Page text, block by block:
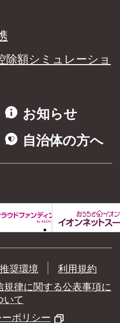
除額シミュレーショ
お知らせ
自治体の方へ
推奨環境
利用規約
律に関する公表事項に
いて
ポリシー